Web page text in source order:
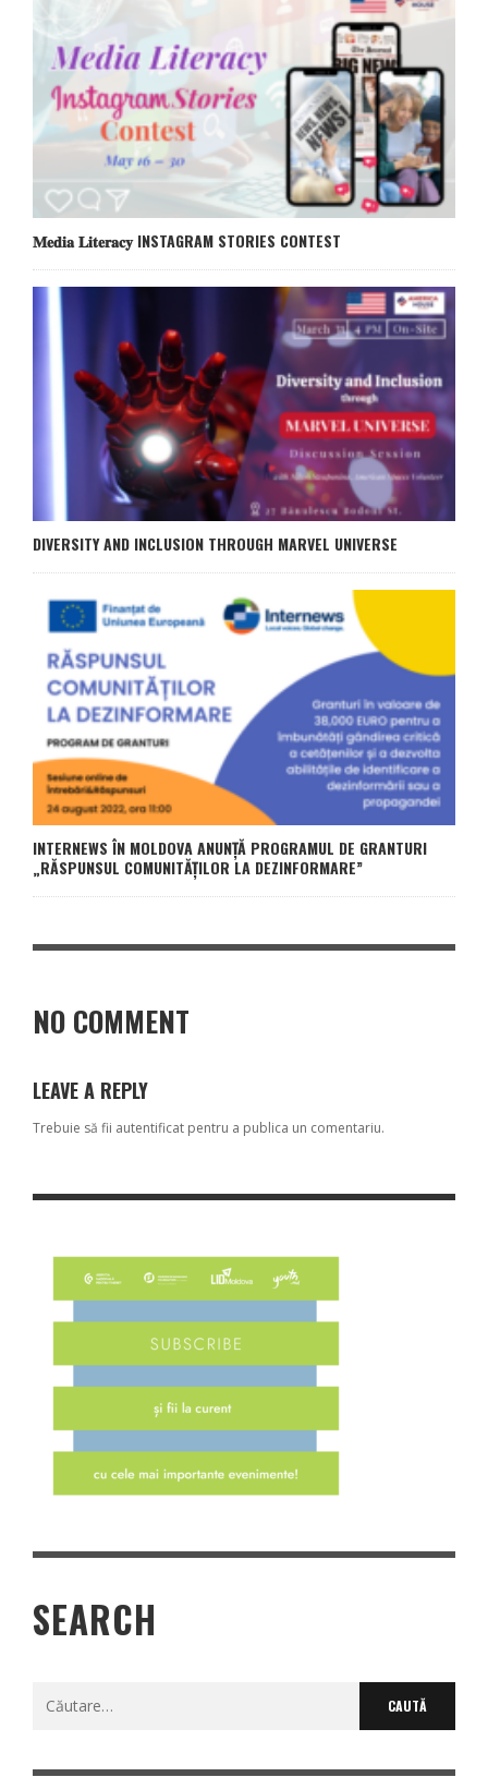
𝐌𝐞𝐝𝐢𝐚 𝐋𝐢𝐭𝐞𝐫𝐚𝐜𝐲 INSTAGRAM STORIES CONTEST
DIVERSITY AND INCLUSION THROUGH MARVEL UNIVERSE
INTERNEWS ÎN MOLDOVA ANUNȚĂ PROGRAMUL DE GRANTURI
„RĂSPUNSUL COMUNITĂȚILOR LA DEZINFORMARE”
NO COMMENT
LEAVE A REPLY
Trebuie să fii autentificat pentru a publica un comentariu.
SEARCH